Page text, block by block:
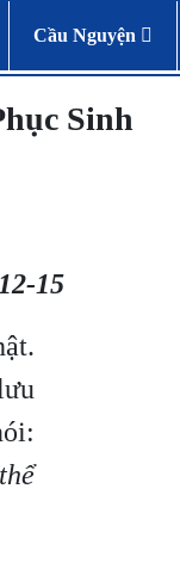
Cầu Nguyện
Sinh
15